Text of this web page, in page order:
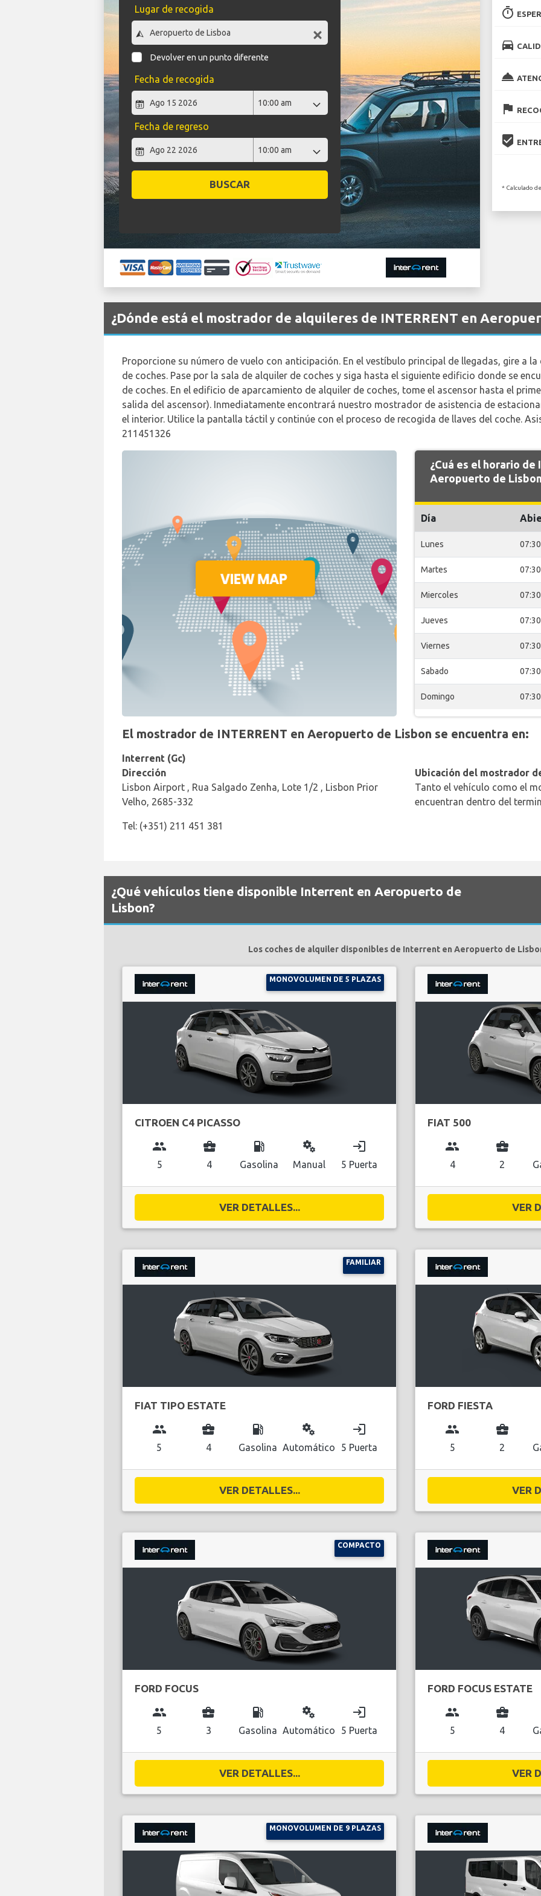
Lugar de recogida
Devolver en un punto diferente
Fecha de recogida
Fecha de regreso
BUSCAR
timer
directions_car
room_service
flag
beenhere
* Calculado
¿Dónde está el mostrador de alquileres de INTERRENT en
Proporcione su número de vuelo con anticipación. En el vestíbulo principal de llegadas, gire a
de coches. Pase por la sala de alquiler de coches y siga hasta el siguiente edificio donde se
de coches. En el edificio de aparcamiento de alquiler de coches, tome el ascensor hasta el
salida del ascensor). Inmediatamente encontrará nuestro mostrador de asistencia de
el interior. Utilice la pantalla táctil y continúe con el proceso de recogida de llaves del coche.
211451326
¿Cuá es el horario de
Aeropuerto de
Día
Lunes 07:30
Martes 07:30
Miercoles 07:30
Jueves 07:30
Viernes 07:30
Sabado 07:30
Domingo 07:30
El mostrador de INTERRENT en Aeropuerto de Lisbon se encuentra en:
Interrent (Gc)
Dirección
Lisbon Airport , Rua Salgado Zenha, Lote 1/2 , Lisbon Prior
Velho, 2685-332
Tel: (+351) 211 451 381
Ubicación del mostrador
Tanto el vehículo como el
encuentran dentro del
¿Qué vehículos tiene disponible Interrent en Aeropuerto de
Lisbon?
Los coches de alquiler disponibles de Interrent en Aeropuerto de
MONOVOLUMEN DE 5 PLAZAS
CITROEN C4 PICASSO
group
5
business_center
4
local_gas_station
Gasolina
miscellaneous_services
Manual
login
5 Puerta
VER DETALLES...
FIAT 500
group
4
business_center
2
VER
FAMILIAR
FIAT TIPO ESTATE
group
5
business_center
4
local_gas_station
Gasolina
miscellaneous_services
Automático
login
5 Puerta
VER DETALLES...
FORD FIESTA
group
5
business_center
2
VER
COMPACTO
FORD FOCUS
group
5
business_center
3
local_gas_station
Gasolina
miscellaneous_services
Automático
login
5 Puerta
VER DETALLES...
FORD FOCUS ESTATE
group
5
business_center
4
VER
MONOVOLUMEN DE 9 PLAZAS